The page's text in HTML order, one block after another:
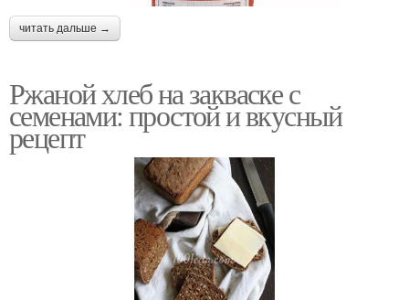
читать дальше →
Ржаной хлеб на закваске с
семенами: простой и вкусный
рецепт